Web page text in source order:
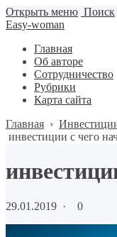
Открыть меню Поиск
Easy-woman
Главная
Об авторе
Сотрудничество
Рубрики
Карта сайта
Главная ›
инвестиции с чего
29.01.2019 · 0